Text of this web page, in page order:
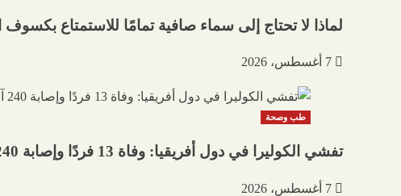
لماذا لا تحتاج إلى سماء صافية تمامًا للاستمتاع بكسوف
7 أغسطس، 2026
طب وصحة
تفشي الكوليرا في دول أفريقيا: وفاة 13 فردًا وإصابة 240 آخرين في تشاد
7 أغسطس، 2026